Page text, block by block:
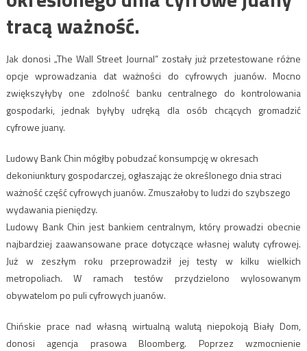
tracą ważność.
Jak donosi „The Wall Street Journal” zostały już przetestowane różne
opcje wprowadzania dat ważności do cyfrowych juanów. Mocno
zwiększyłyby one zdolność banku centralnego do kontrolowania
gospodarki, jednak byłyby udręką dla osób chcących gromadzić
cyfrowe juany.
Ludowy Bank Chin mógłby pobudzać konsumpcję w okresach
dekoniunktury gospodarczej, ogłaszając że określonego dnia straci
ważność część cyfrowych juanów. Zmuszałoby to ludzi do szybszego
wydawania pieniędzy.
Ludowy Bank Chin jest bankiem centralnym, który prowadzi obecnie
najbardziej zaawansowane prace dotyczące własnej waluty cyfrowej.
Już w zeszłym roku przeprowadził jej testy w kilku wielkich
metropoliach. W ramach testów przydzielono wylosowanym
obywatelom po puli cyfrowych juanów.
Chińskie prace nad własną wirtualną walutą niepokoją Biały Dom,
donosi agencja prasowa Bloomberg. Poprzez wzmocnienie